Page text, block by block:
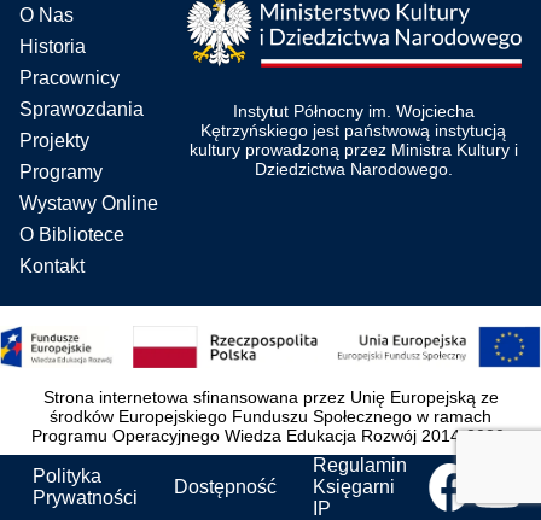
O Nas
Historia
Pracownicy
Sprawozdania
Projekty
Programy
Wystawy Online
O Bibliotece
Kontakt
Instytut Północny im. Wojciecha
Kętrzyńskiego jest państwową instytucją
kultury prowadzoną przez Ministra Kultury i
Dziedzictwa Narodowego.
Strona internetowa sfinansowana przez Unię Europejską ze
środków Europejskiego Funduszu Społecznego w ramach
Programu Operacyjnego Wiedza Edukacja Rozwój 2014-2020.
Polityka
Prywatności
Dostępność
Regulamin
Księgarni
IP